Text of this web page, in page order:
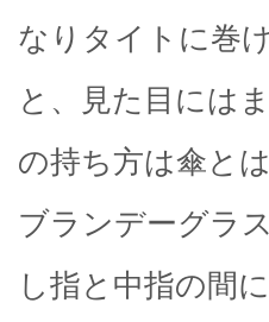
なりタイトに巻
と、見た目には
の持ち方は傘と
ブランデーグラ
し指と中指の間